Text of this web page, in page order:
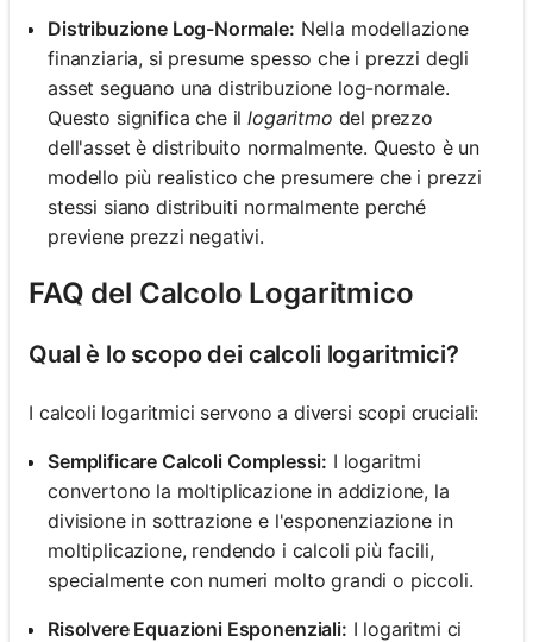
Distribuzione Log-Normale: Nella modellazione
finanziaria, si presume spesso che i prezzi degli
asset seguano una distribuzione log-normale.
Questo significa che illogaritmo del prezzo
dell'asset è distribuito normalmente. Questo è un
modello più realistico che presumere che i prezzi
stessi siano distribuiti normalmente perché
previene prezzi negativi.
FAQ del Calcolo Logaritmico
Qual è lo scopo dei calcoli logaritmici?
I calcoli logaritmici servono a diversi scopi cruciali:
Semplificare Calcoli Complessi: I logaritmi
convertono la moltiplicazione in addizione, la
divisione in sottrazione e l'esponenziazione in
moltiplicazione, rendendo i calcoli più facili,
specialmente con numeri molto grandi o piccoli.
Risolvere Equazioni Esponenziali: I logaritmi ci